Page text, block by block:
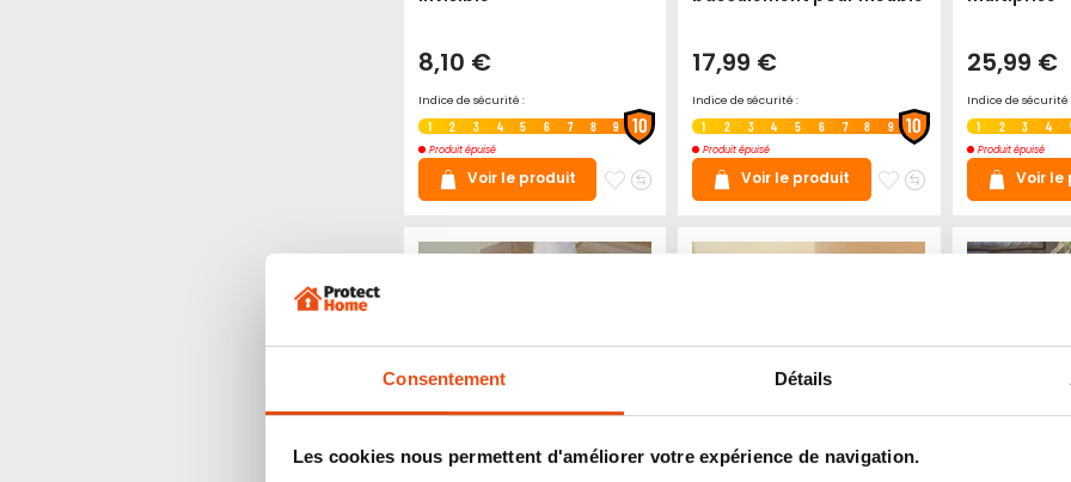
Consentement Détails
Les cookies nous permettent d'améliorer votre expérience de navigation.
8,10 €
Indice de sécurité :
1 2 3 4 5 6 7 8 9 10
Produit épuisé
Voir le produit
Ajouter
favoris
Ajouter
17,99 €
Indice de sécurité :
1 2 3 4 5 6 7 8 9 10
Produit épuisé
Voir le produit
Ajouter
favoris
Ajouter
25,99 €
Indice de sécurité
1 2 3 4
Produit épuisé
Voir le